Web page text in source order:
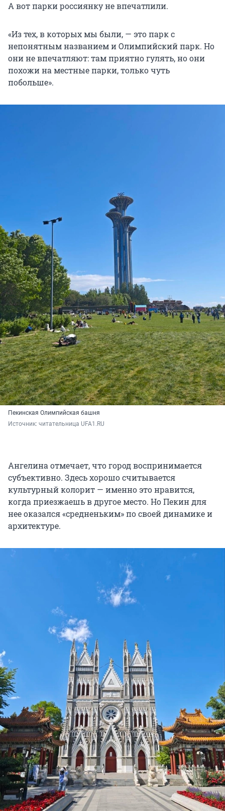
А вот парки россиянку не впечатлили.
«Из тех, в которых мы были, — это парк с
непонятным названием и Олимпийский парк. Но
они не впечатляют: там приятно гулять, но они
похожи на местные парки, только чуть
побольше».
Пекинская Олимпийская башня
Источник: читательница UFA1.RU
Ангелина отмечает, что город воспринимается
субъективно. Здесь хорошо считывается
культурный колорит — именно это нравится,
когда приезжаешь в другое место. Но Пекин для
нее оказался «средненьким» по своей динамике и
архитектуре.